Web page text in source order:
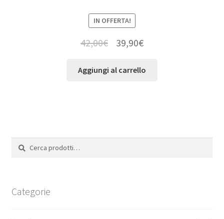
IN OFFERTA!
42,00€ 39,90€
Aggiungi al carrello
Cerca:
Cerca
Categorie